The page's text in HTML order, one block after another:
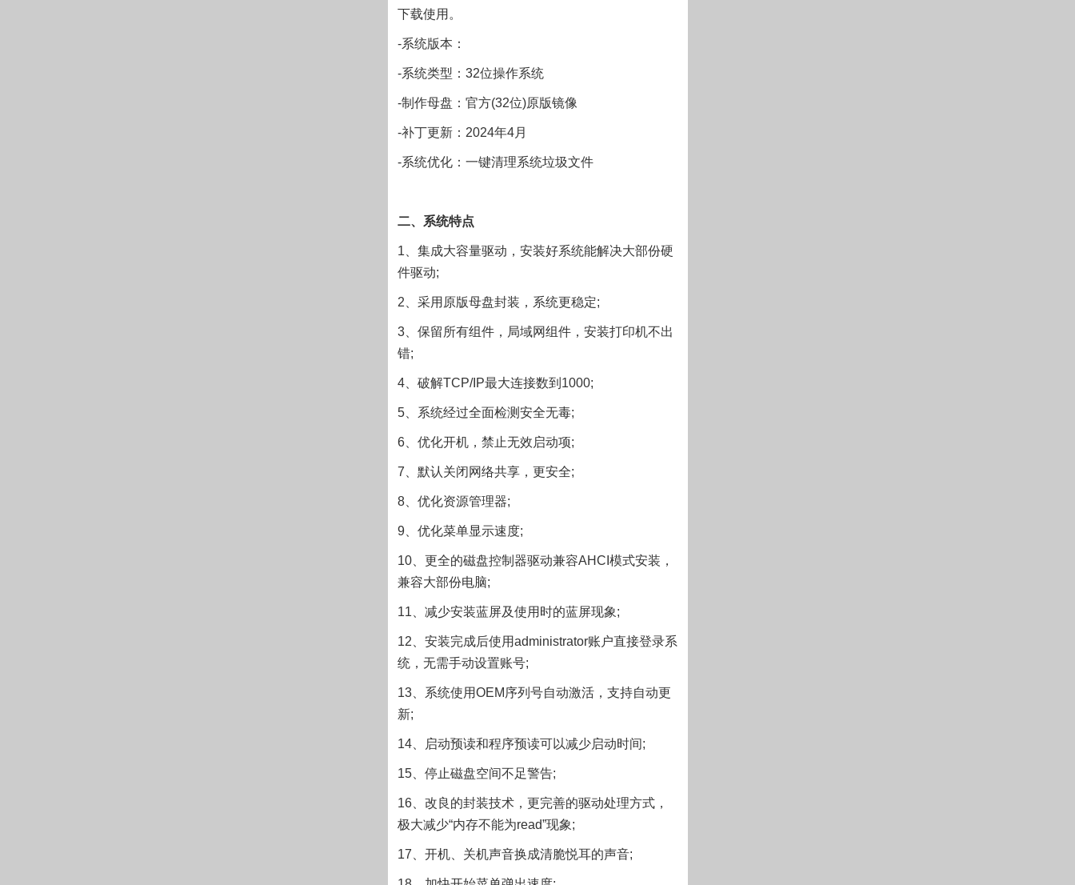
下载使用。
-系统版本：
-系统类型：32位操作系统
-制作母盘：官方(32位)原版镜像
-补丁更新：2024年4月
-系统优化：一键清理系统垃圾文件
二、系统特点
1、集成大容量驱动，安装好系统能解决大部份硬
件驱动;
2、采用原版母盘封装，系统更稳定;
3、保留所有组件，局域网组件，安装打印机不出
错;
4、破解TCP/IP最大连接数到1000;
5、系统经过全面检测安全无毒;
6、优化开机，禁止无效启动项;
7、默认关闭网络共享，更安全;
8、优化资源管理器;
9、优化菜单显示速度;
10、更全的磁盘控制器驱动兼容AHCI模式安装，
兼容大部份电脑;
11、减少安装蓝屏及使用时的蓝屏现象;
12、安装完成后使用administrator账户直接登录系
统，无需手动设置账号;
13、系统使用OEM序列号自动激活，支持自动更
新;
14、启动预读和程序预读可以减少启动时间;
15、停止磁盘空间不足警告;
16、改良的封装技术，更完善的驱动处理方式，
极大减少“内存不能为read”现象;
17、开机、关机声音换成清脆悦耳的声音;